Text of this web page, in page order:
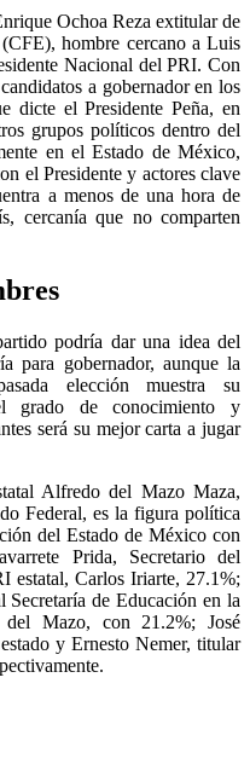
Ochoa Reza extitular de
hombre cercano a Luis
Nacional del PRI. Con
a gobernador en los
dicte el Presidente Peña, en
grupos políticos dentro del
en el Estado de México,
el Presidente y actores clave
a menos de una hora de
cercanía que no comparten
podría dar una idea del
para gobernador, aunque la
elección muestra su
grado de conocimiento y
será su mejor carta a jugar
Alfredo del Mazo Maza,
Federal, es la figura política
del Estado de México con
Prida, Secretario del
estatal, Carlos Iriarte, 27.1%;
de Educación en la
Mazo, con 21.2%; José
y Ernesto Nemer, titular